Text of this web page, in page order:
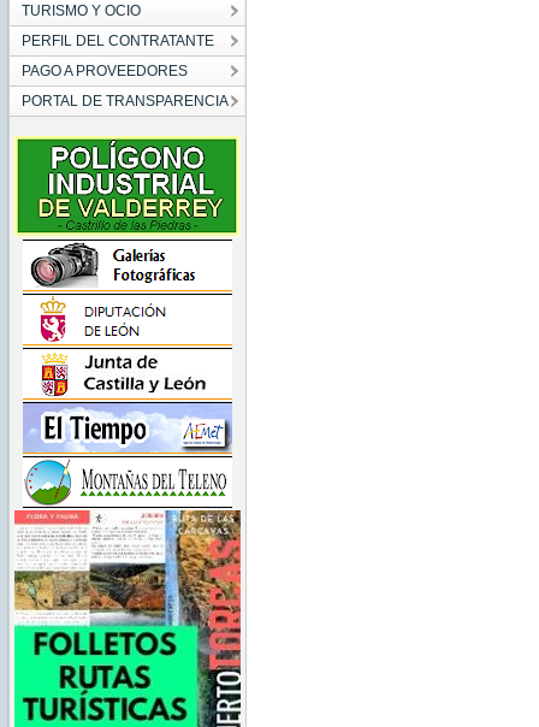
TURISMO Y OCIO
PERFIL DEL CONTRATANTE
PAGO A PROVEEDORES
PORTAL DE TRANSPARENCIA